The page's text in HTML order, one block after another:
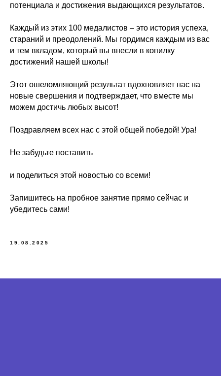
потенциала и достижения выдающихся результатов.
Каждый из этих 100 медалистов – это история успеха,
стараний и преодолений. Мы гордимся каждым из вас
и тем вкладом, который вы внесли в копилку
достижений нашей школы!
Этот ошеломляющий результат вдохновляет нас на
новые свершения и подтверждает, что вместе мы
можем достичь любых высот!
Поздравляем всех нас с этой общей победой! Ура!
Не забудьте поставить
и поделиться этой новостью со всеми!
Запишитесь на пробное занятие прямо сейчас и
убедитесь сами!
19.08.2025